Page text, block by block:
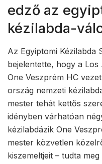
edző az
kézilabda-
Az Egyiptomi Kézilabda
bejelentette, hogy a Los
One Veszprém HC
ország nemzeti
mester tehát kettős
idényben várhatóan
kézilabdázik One
mester közvetlen
kiszemeltjeit – tudta meg